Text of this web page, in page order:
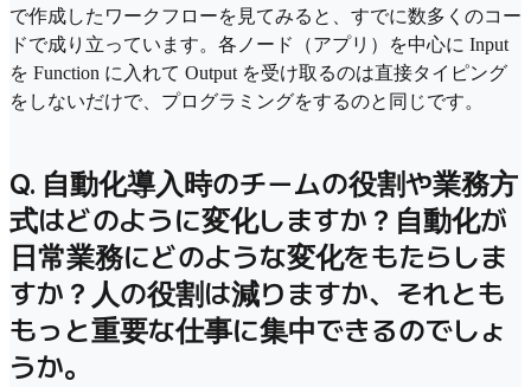
で作成したワークフローを見てみると、すでに数多くのコー
ドで成り立っています。各ノード（アプリ）を中心に Input
を Function に入れて Output を受け取るのは直接タイピング
をしないだけで、プログラミングをするのと同じです。
Q. 自動化導入時のチームの役割や業務方
式はどのように変化しますか？自動化が
日常業務にどのような変化をもたらしま
すか？人の役割は減りますか、それとも
もっと重要な仕事に集中できるのでしょ
うか。